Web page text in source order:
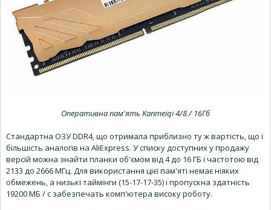
Оперативна пам'ять Kanmeiqi 4/8 / 16Гб
Стандартна ОЗУ DDR4, що отримала приблизно ту ж вартість, що і
більшість аналогів на AliExpress. У списку доступних у продажу
версій можна знайти планки об'ємом від 4 до 16 ГБ і частотою від
2133 до 2666 МГц. Для використання цієї пам'яті немає ніяких
обмежень, а низькі таймінги (15-17-17-35) і пропускна здатність
19200 МБ / с забезпечать комп'ютера високу роботу.